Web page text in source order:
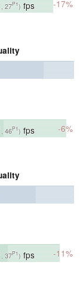
, 27P1)fps -17%
, 46P1)fps -6%
, 37P1)fps -11%